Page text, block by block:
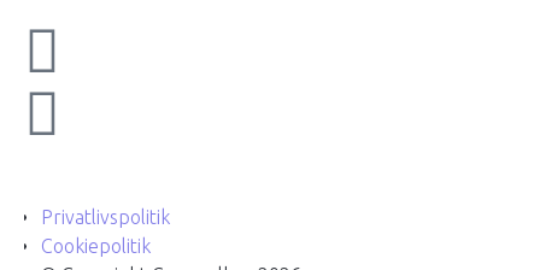
Privatlivspolitik
Cookiepolitik